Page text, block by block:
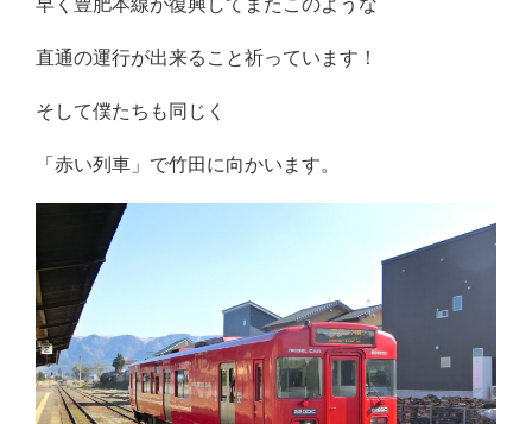
直通の運行が出来ること祈っています！
そして僕たちも同じく
「赤い列車」で竹田に向かいます。